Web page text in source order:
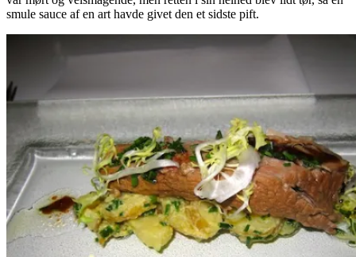
smule sauce af en art havde givet den et sidste pift.